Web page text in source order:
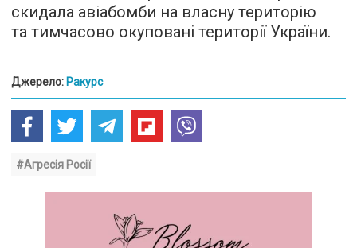
скидала авіабомби на власну територію
та тимчасово окуповані території України.
Джерело: Ракурс
#Агресія Росії